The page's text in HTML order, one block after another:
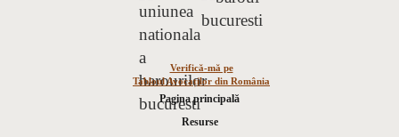
Verifică-mă pe
Tabloul Avocaților din România
Pagina principală
Resurse